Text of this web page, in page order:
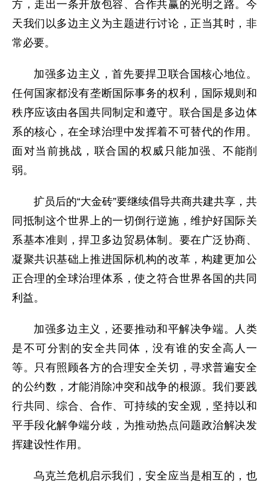
方，走出一条开放包容、合作共赢的光明之路。今
天我们以多边主义为主题进行讨论，正当其时，非
常必要。
加强多边主义，首先要捍卫联合国核心地位。
任何国家都没有垄断国际事务的权利，国际规则和
秩序应该由各国共同制定和遵守。联合国是多边体
系的核心，在全球治理中发挥着不可替代的作用。
面对当前挑战，联合国的权威只能加强、不能削
弱。
扩员后的“大金砖”要继续倡导共商共建共享，共
同抵制这个世界上的一切倒行逆施，维护好国际关
系基本准则，捍卫多边贸易体制。要在广泛协商、
凝聚共识基础上推进国际机构的改革，构建更加公
正合理的全球治理体系，使之符合世界各国的共同
利益。
加强多边主义，还要推动和平解决争端。人类
是不可分割的安全共同体，没有谁的安全高人一
等。只有照顾各方的合理安全关切，寻求普遍安全
的公约数，才能消除冲突和战争的根源。我们要践
行共同、综合、合作、可持续的安全观，坚持以和
平手段化解争端分歧，为推动热点问题政治解决发
挥建设性作用。
乌克兰危机启示我们，安全应当是相互的，也